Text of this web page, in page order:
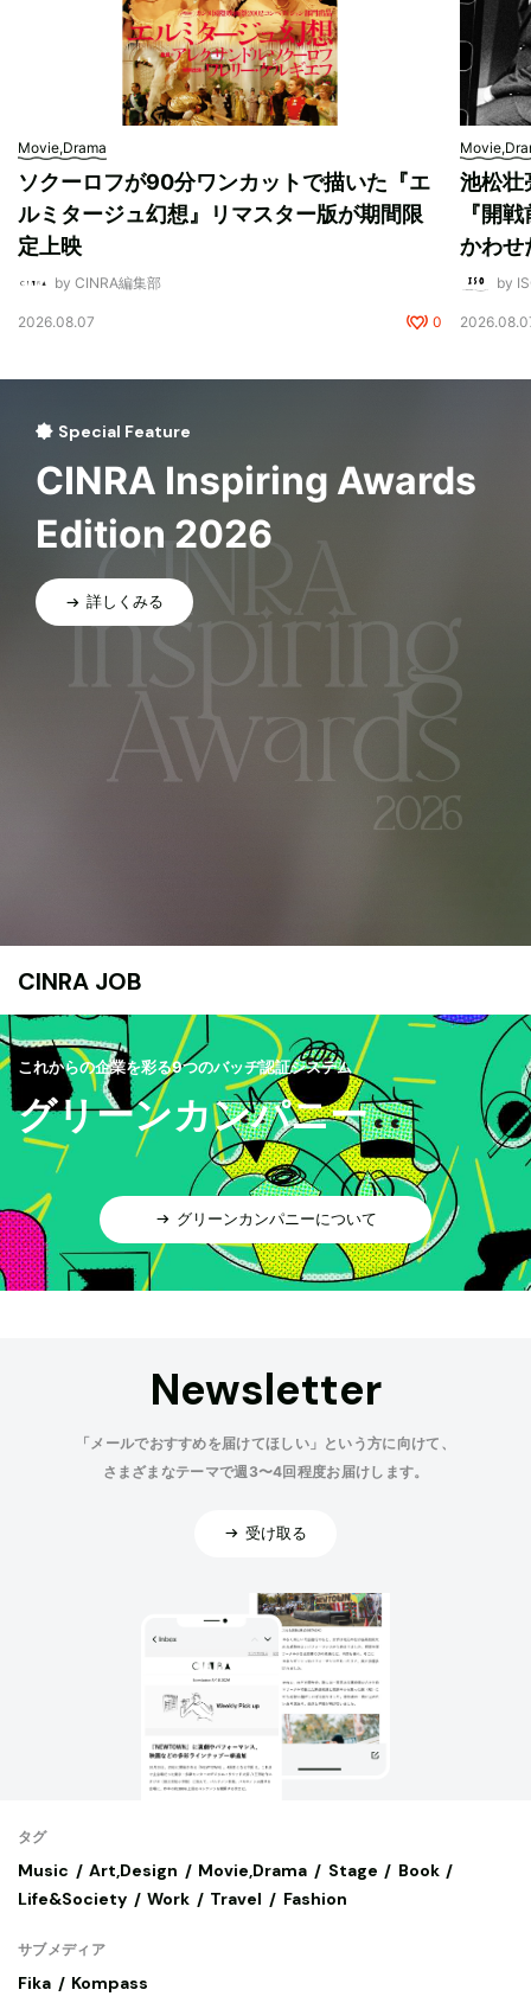
Movie,Drama
ソクーロフが90分ワンカットで描いた『エ
ルミタージュ幻想』リマスター版が期間限
定上映
by CINRA編集部
2026.08.07 0
池松壮
『開
かわせ
by
Special Feature
CINRA Inspiring Awards
Edition 2026
詳しくみる
CINRA JOB
これからの企業を彩る9つのバッヂ認証システム
グリーンカンパニー
グリーンカンパニーについて
Newsletter
「メールでおすすめを届けてほしい」という方に向けて、
さまざまなテーマで週3〜4回程度お届けします。
受け取る
タグ
Music Art,Design Movie,Drama Stage
Book
Life&Society
Work Travel Fashion
サブメディア
Fika Kompass